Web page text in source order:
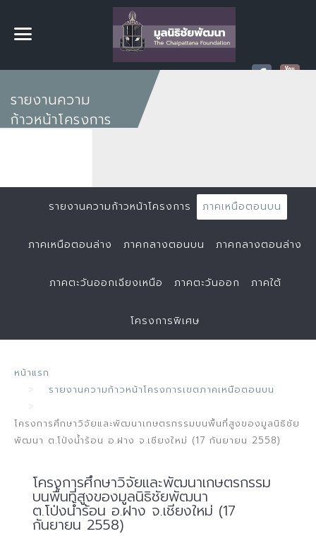
รายงานความ
ก้าวหน้าโครงการ
รายงานความก้าวหน้าโครงการ ภาคเหนือตอนบน
ภาคเหนือตอนล่าง ภาคกลางตอนบน ภาคกลางตอนล่าง
ภาคตะวันออกเฉียงเหนือ ภาคตะวันออก ภาคใต้
โครงการพิเศษ
หน้าแรก
รายงานความก้าวหน้าโครงการเขตภาคเหนือตอนบน
โครงการศึกษาวิจัยและพัฒนาเกษตรกรรมบนพื้นที่สูงของมูลนิธิชัย
พัฒนา ต.โป่งน้ำร้อน อ.ฝาง จ.เชียงใหม่ (17 กันยายน 2558)
โครงการศึกษาวิจัยและพัฒนาเกษตรกรรม
บนพื้นที่สูงของมูลนิธิชัยพัฒนา
ต.โป่งน้ำร้อน อ.ฝาง จ.เชียงใหม่ (17
กันยายน 2558)